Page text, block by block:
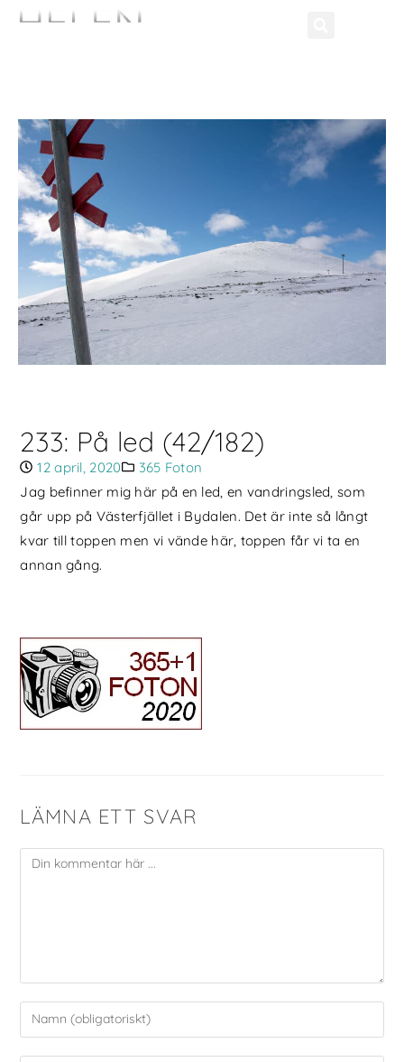
233: På led (42/182)
12 april, 2020
365 Foton
Jag befinner mig här på en led, en vandringsled, som
går upp på Västerfjället i Bydalen. Det är inte så långt
kvar till toppen men vi vände här, toppen får vi ta en
annan gång.
LÄMNA ETT SVAR